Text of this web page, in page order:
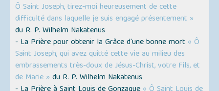
Ô Saint Joseph, tirez-moi heureusement de cette
difficulté dans laquelle je suis engagé présentement »
du R. P. Wilhelm Nakatenus
- La Prière pour obtenir la Grâce d'une bonne mort « Ô
Saint Joseph, qui avez quitté cette vie au milieu des
embrassements très-doux de Jésus-Christ, votre Fils, et
de Marie » du R. P. Wilhelm Nakatenus